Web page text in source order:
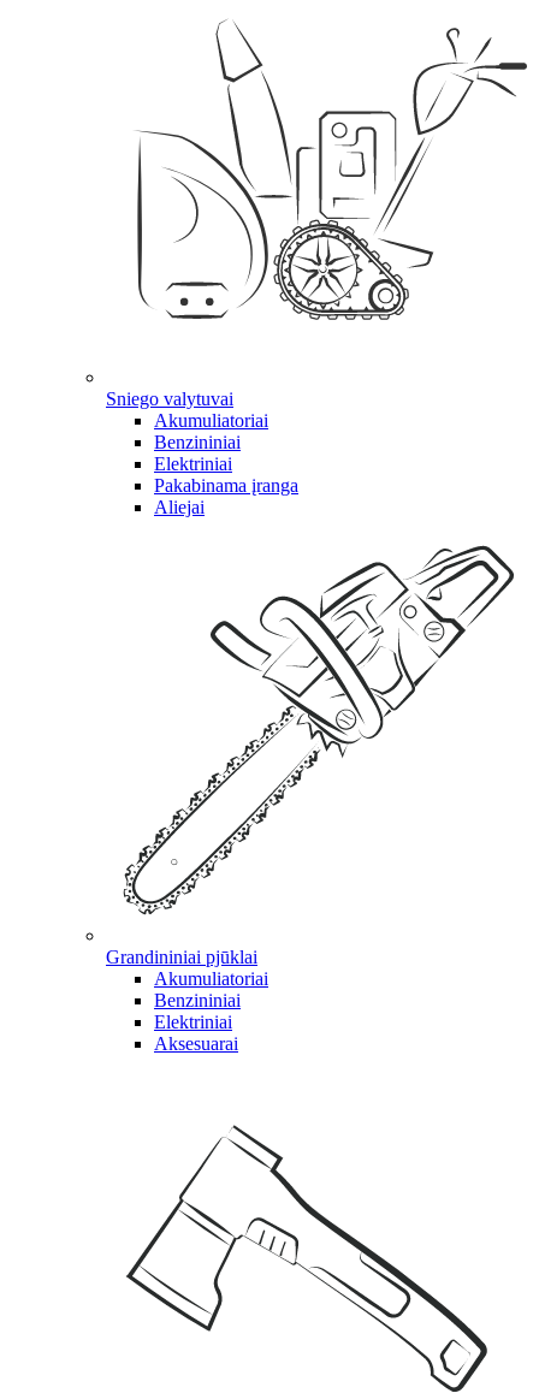
Sniego valytuvai
Akumuliatoriai
Benzininiai
Elektriniai
Pakabinama įranga
Aliejai
Grandininiai pjūklai
Akumuliatoriai
Benzininiai
Elektriniai
Aksesuarai